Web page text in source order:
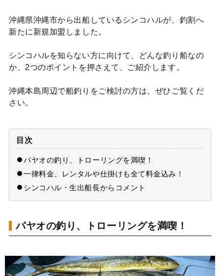
沖縄県沖縄市から出船しているシンコハルが、釣割へ
新たに新規加盟しました。
シンコハルを知らない方に向けて、どんな釣り船なの
か、2つのポイントを押さえて、ご紹介します。
沖縄本島周辺で船釣りをご検討の方は、ぜひご覧くだ
さい。
目次
パヤオの釣り、トローリングを満喫！
一律料金、レンタルや仕掛けも全て料金込み！
シンコハル・生出船長からコメント
パヤオの釣り、トローリングを満喫！